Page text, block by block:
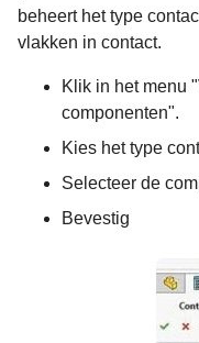
beheert het type
vlakken in contact.
Klik in het menu
componenten".
Kies het type
Selecteer de
Bevestig